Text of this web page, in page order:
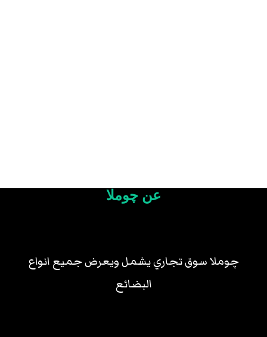
عن چوملا
چوملا سوق تجاري يشمل ويعرض جميع انواع
البضائع